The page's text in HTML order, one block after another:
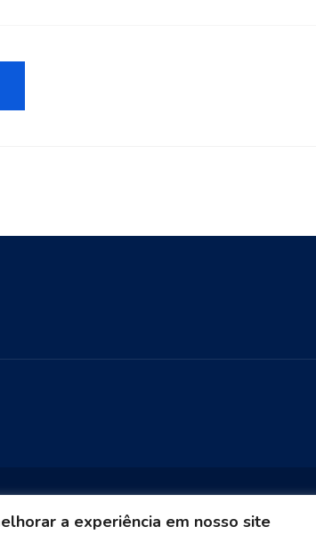
a experiência em nosso site